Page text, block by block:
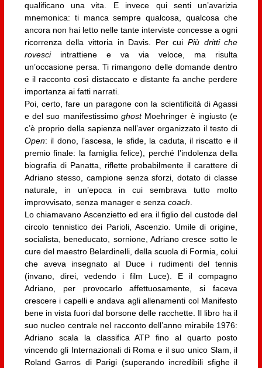
qualificano una vita. E invece qui senti un’avarizia
mnemonica: ti manca sempre qualcosa, qualcosa che
ancora non hai letto nelle tante interviste concesse a ogni
ricorrenza della vittoria in Davis. Per cuiPiù dritti che
rovesci intrattiene e va via veloce, ma risulta
un’occasione persa. Ti rimangono delle domande dentro
e il racconto così distaccato e distante fa anche perdere
importanza ai fatti narrati.
Poi, certo, fare un paragone con la scientificità di Agassi
e del suo manifestissimo ghost Moehringer è ingiusto (e
c’è proprio della sapienza nell’aver organizzato il testo di
Open: il dono, l’ascesa, le sfide, la caduta, il riscatto e il
premio finale: la famiglia felice), perché l’indolenza della
biografia di Panatta, riflette probabilmente il carattere di
Adriano stesso, campione senza sforzi, dotato di classe
naturale, in un’epoca in cui sembrava tutto molto
improvvisato, senza manager e senza coach.
Lo chiamavano Ascenzietto ed era il figlio del custode del
circolo tennistico dei Parioli, Ascenzio. Umile di origine,
socialista, beneducato, sornione, Adriano cresce sotto le
cure del maestro Belardinelli, della scuola di Formia, colui
che aveva insegnato al Duce i rudimenti del tennis
(invano, direi, vedendo i film Luce). E il compagno
Adriano, per provocarlo affettuosamente, si faceva
crescere i capelli e andava agli allenamenti col Manifesto
bene in vista fuori dal borsone delle racchette. Il libro ha il
suo nucleo centrale nel racconto dell’anno mirabile 1976:
Adriano scala la classifica ATP fino al quarto posto
vincendo gli Internazionali di Roma e il suo unico Slam, il
Roland Garros di Parigi (superando incredibili sfighe il